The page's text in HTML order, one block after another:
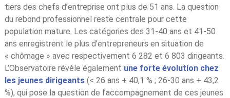
tiers des chefs d’entreprise ont plus de 51 ans. La question
du rebond professionnel reste centrale pour cette
population mature. Les catégories des 31-40 ans et 41-50
ans enregistrent le plus d’entrepreneurs en situation de
« chômage » avec respectivement 6 282 et 6 803 dirigeants.
L’Observatoire révèle également une forte évolution chez
les jeunes dirigeants(< 26 ans + 40,1 % ; 26-30 ans + 43,2
%), qui pose la question de l’accompagnement de ces jeunes